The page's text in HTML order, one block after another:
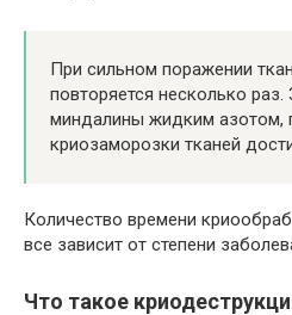
При сильном поражении
повторяется несколько
миндалины жидким азотом,
криозаморозки тканей
Количество времени
все зависит от степени
Что такое